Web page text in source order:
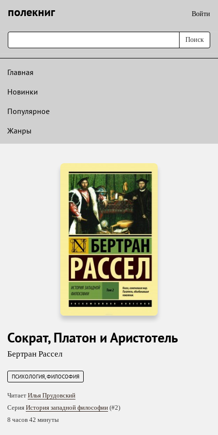
полекниг Войти
Поиск
Главная
Новинки
Популярное
Жанры
Сократ, Платон и Аристотель
Бертран Рассел
ПСИХОЛОГИЯ, ФИЛОСОФИЯ
Читает Илья Прудовский
Серия История западной философии (#2)
8 часов 42 минуты